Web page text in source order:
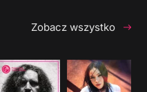
Zobacz wszystko